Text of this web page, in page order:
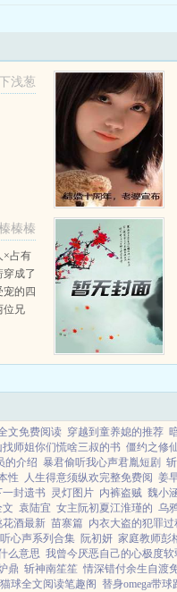
浅葱
榛榛
×占有
成了
的四
位兄
文免费阅读 穿越到童养媳的推荐
师姐你们慌啥三叔的书 僵约之修
的介绍 暴君偷听我心声君胤短剧
性 人生得意须纵欢完整免费阅 姜
封遗书 灵灯图片 内裤盗贼 魏小
文 袁陆宜 女主阮初夏江淮瑾的 乌
花酒最新 苗寨篇 内衣大盗的犯罪过
心声系列合集 阮初妍 家庭教师彭
么意思 我曾今厌恶自己的心极度软
鼎 斩神南笙笙 情深错付余生自渡
球全文阅读笔趣阁 替身omega带球